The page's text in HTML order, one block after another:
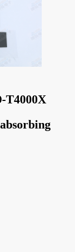
T4000X